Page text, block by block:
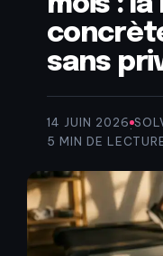
sans
14 JUIN 2026·
5 MIN DE